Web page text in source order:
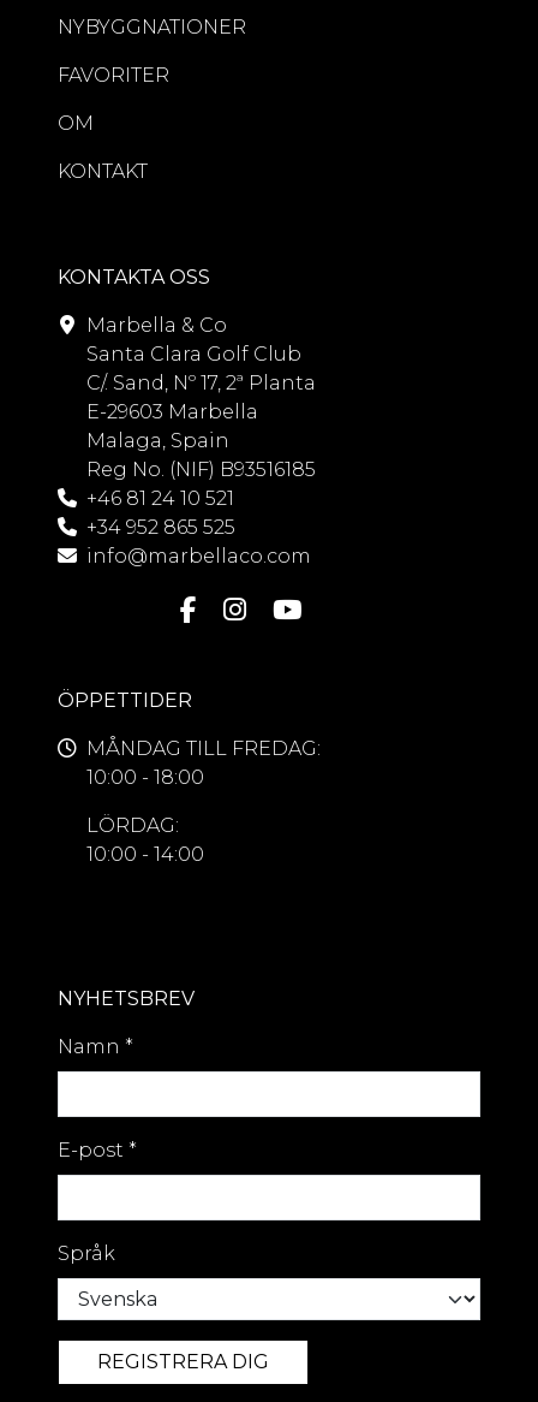
NYBYGGNATIONER
FAVORITER
OM
KONTAKT
KONTAKTA OSS
Marbella & Co
Santa Clara Golf Club
C/. Sand, Nº 17, 2ª Planta
E-29603 Marbella
Malaga, Spain
Reg No. (NIF) B93516185
+46 81 24 10 521
+34 952 865 525
info@marbellaco.com
ÖPPETTIDER
MÅNDAG TILL FREDAG:
10:00 - 18:00
LÖRDAG:
10:00 - 14:00
NYHETSBREV
Namn *
E-post *
Språk